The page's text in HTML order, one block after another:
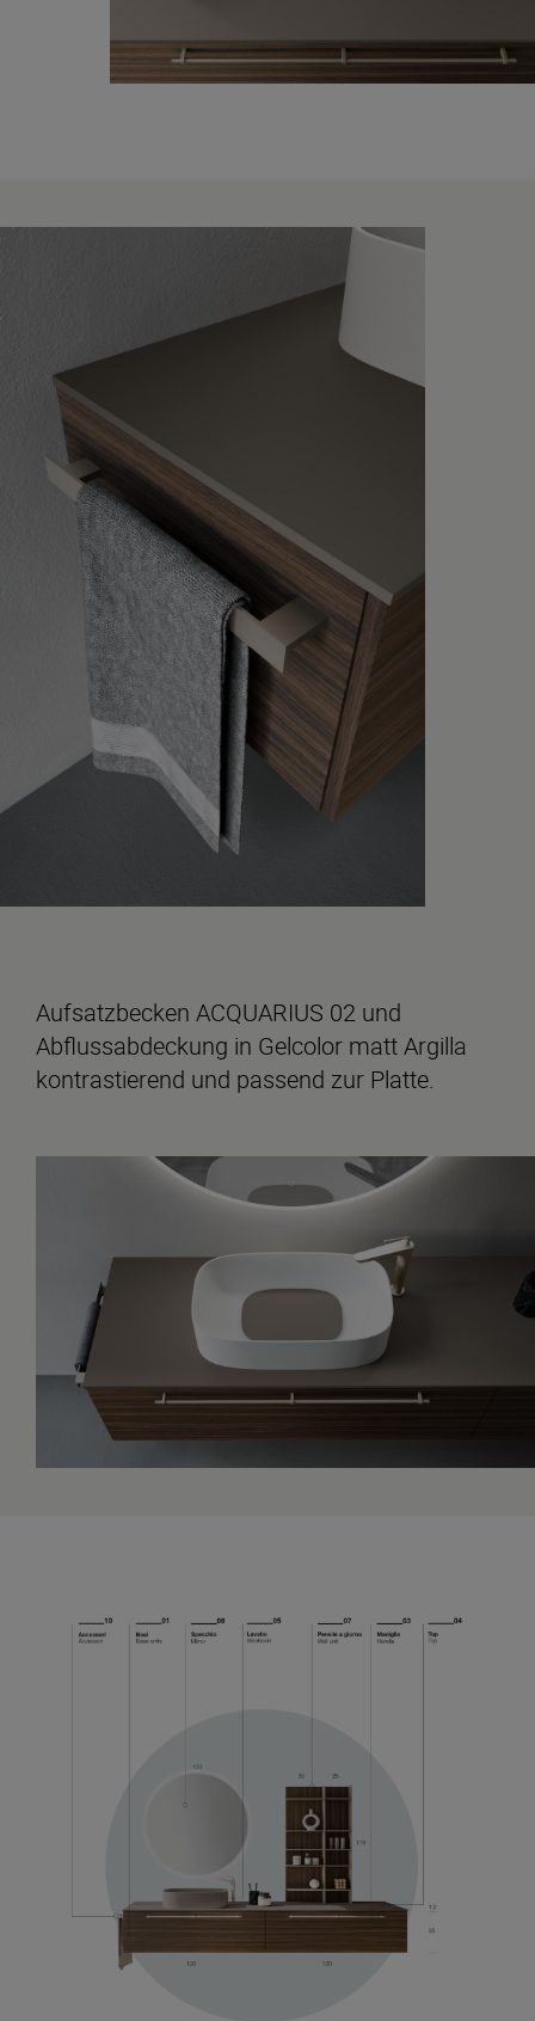
Aufsatzbecken ACQUARIUS 02 und
Abflussabdeckung in Gelcolor matt Argilla
kontrastierend und passend zur Platte.